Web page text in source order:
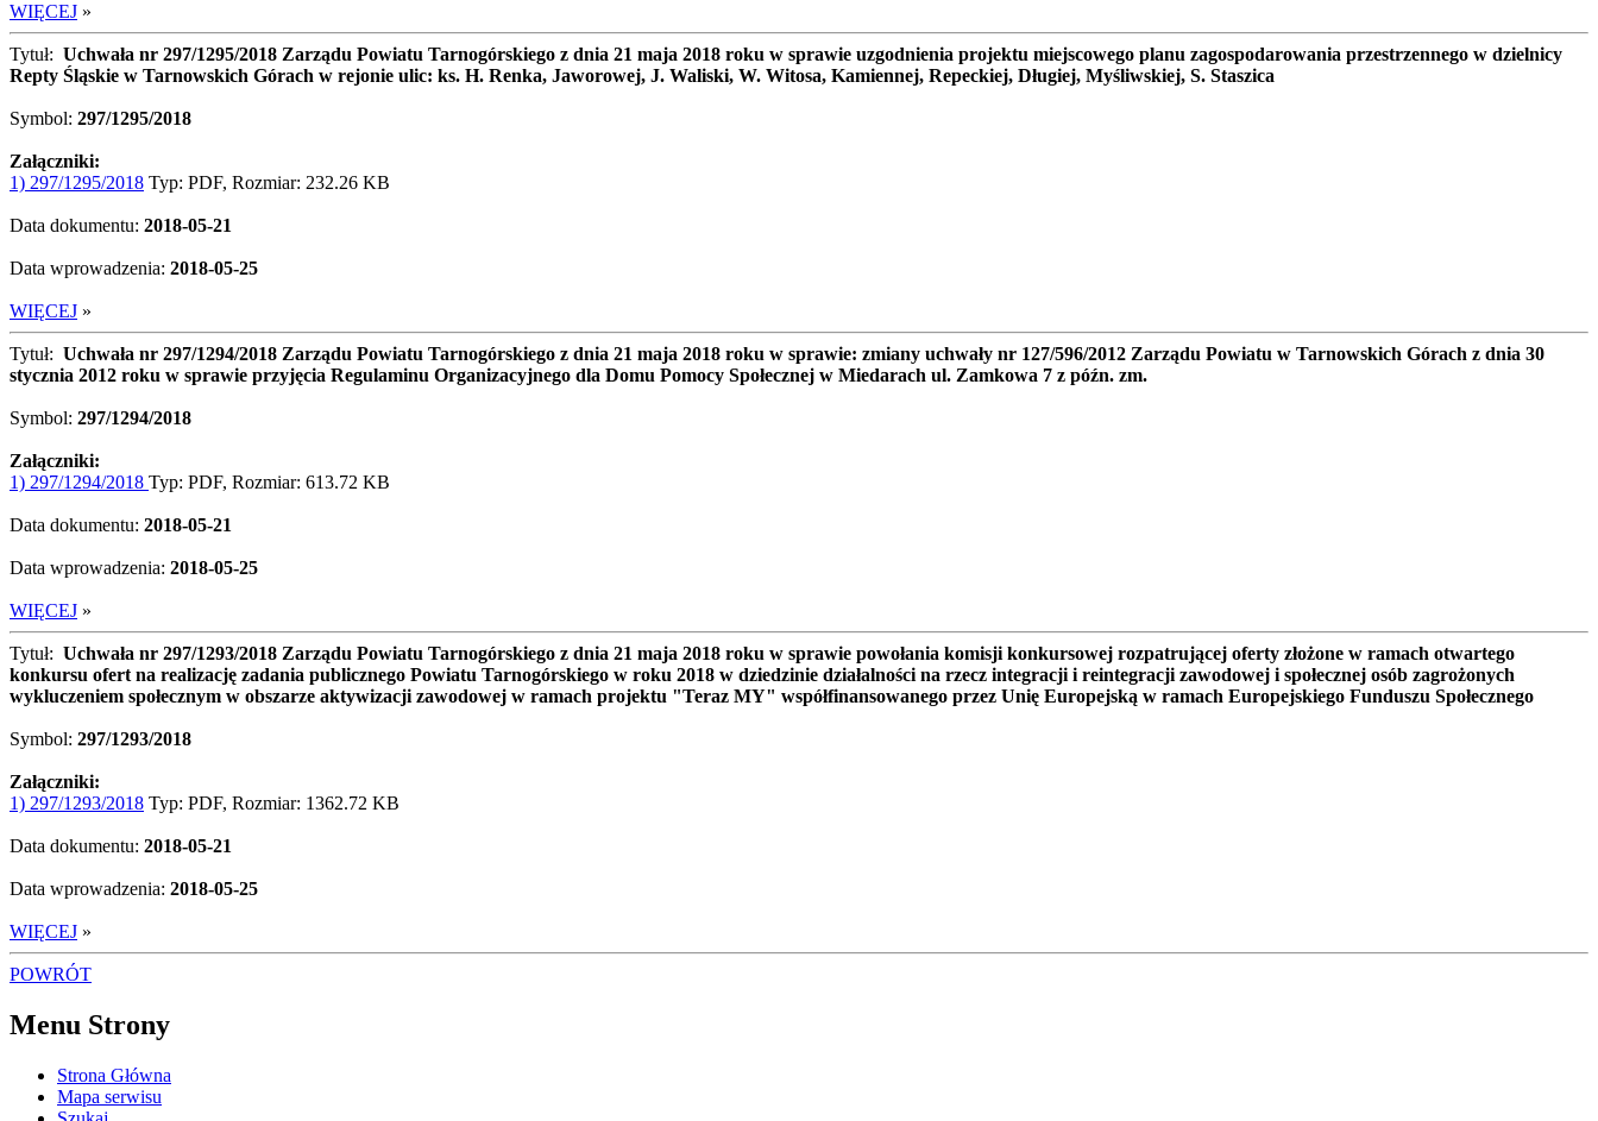
WIĘCEJ »
Tytuł: Uchwała nr 297/1295/2018 Zarządu Powiatu Tarnogórskiego z dnia 21 maja 2018 roku w sprawie uzgodnienia projektu miejscowego planu zagospodarowania przestrzennego w dzielnicy
Repty Śląskie w Tarnowskich Górach w rejonie ulic: ks. H. Renka, Jaworowej, J. Waliski, W. Witosa, Kamiennej, Repeckiej, Długiej, Myśliwskiej, S. Staszica
Symbol: 297/1295/2018
Załączniki:
1) 297/1295/2018 Typ: PDF, Rozmiar: 232.26 KB
Data dokumentu: 2018-05-21
Data wprowadzenia: 2018-05-25
WIĘCEJ »
Tytuł: Uchwała nr 297/1294/2018 Zarządu Powiatu Tarnogórskiego z dnia 21 maja 2018 roku w sprawie: zmiany uchwały nr 127/596/2012 Zarządu Powiatu w Tarnowskich Górach z dnia 30
stycznia 2012 roku w sprawie przyjęcia Regulaminu Organizacyjnego dla Domu Pomocy Społecznej w Miedarach ul. Zamkowa 7 z późn. zm.
Symbol: 297/1294/2018
Załączniki:
1) 297/1294/2018 Typ: PDF, Rozmiar: 613.72 KB
Data dokumentu: 2018-05-21
Data wprowadzenia: 2018-05-25
WIĘCEJ »
Tytuł: Uchwała nr 297/1293/2018 Zarządu Powiatu Tarnogórskiego z dnia 21 maja 2018 roku w sprawie powołania komisji konkursowej rozpatrującej oferty złożone w ramach otwartego
konkursu ofert na realizację zadania publicznego Powiatu Tarnogórskiego w roku 2018 w dziedzinie działalności na rzecz integracji i reintegracji zawodowej i społecznej osób zagrożonych
wykluczeniem społecznym w obszarze aktywizacji zawodowej w ramach projektu "Teraz MY" współfinansowanego przez Unię Europejską w ramach Europejskiego Funduszu Społecznego
Symbol: 297/1293/2018
Załączniki:
1) 297/1293/2018 Typ: PDF, Rozmiar: 1362.72 KB
Data dokumentu: 2018-05-21
Data wprowadzenia: 2018-05-25
WIĘCEJ »
POWRÓT
Menu Strony
Strona Główna
Mapa serwisu